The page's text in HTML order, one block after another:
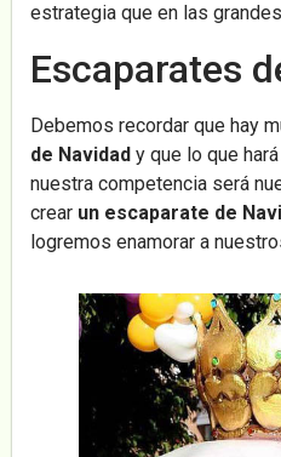
estrategia que en las
Escaparates
Debemos recordar que hay
de Navidad y que lo que
nuestra competencia será
crear un escaparate de
logremos enamorar a